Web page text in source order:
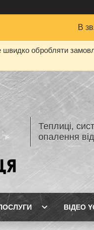
В
обробляти
Теплиці,
опалення
ВІДЕО